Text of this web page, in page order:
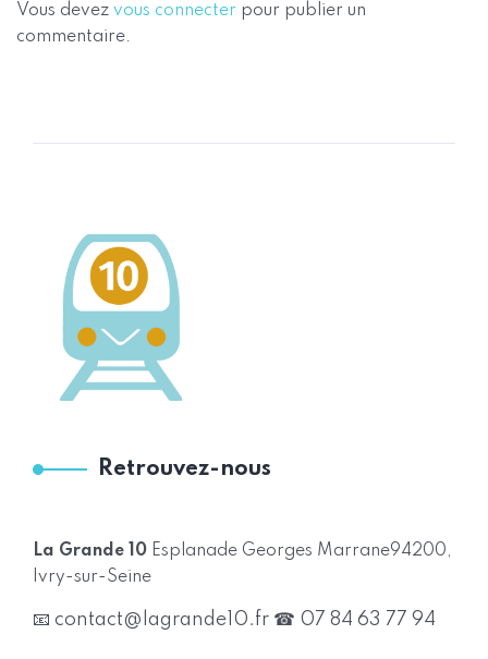
Vous devez vous connecter pour publier un
commentaire.
Retrouvez-nous
La Grande 10 Esplanade Georges Marrane94200,
Ivry-sur-Seine
📧 contact@lagrande10.fr ☎ 07 84 63 77 94